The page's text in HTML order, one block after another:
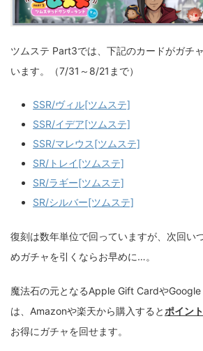
ツムステ Part3では、下記のカードがガチ
います。（7/31～8/21まで）
SSR/ヴィル[ツムステ]
SSR/イデア[ツムステ]
SSR/マレウス[ツムステ]
SR/トレイ[ツムステ]
SR/ラギー[ツムステ]
SR/シルバー[ツムステ]
復刻は数年単位で回っていますが、次回い
めガチャを引くならお早めに…。
魔法石の元となるApple Gift Cardや
は、Amazonや楽天から購入すると ポイン
お得にガチャを回せます。